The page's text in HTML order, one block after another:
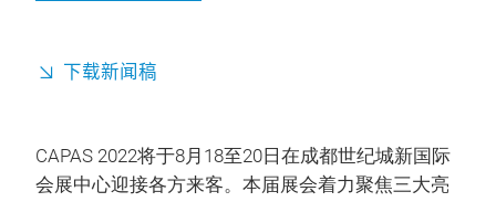
下载新闻稿
CAPAS 2022将于8月18至20日在成都世纪城新国际
会展中心迎接各方来客。本届展会着力聚焦三大亮